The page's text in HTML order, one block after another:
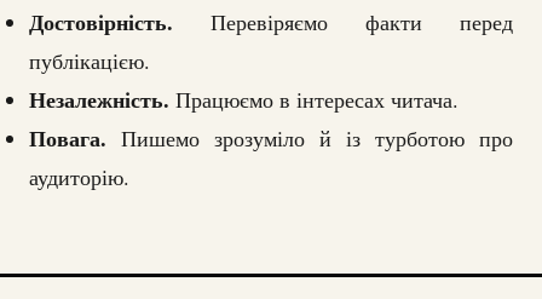
Достовірність. Перевіряємо факти перед
публікацією.
Незалежність. Працюємо в інтересах читача.
Повага. Пишемо зрозуміло й із турботою про
аудиторію.